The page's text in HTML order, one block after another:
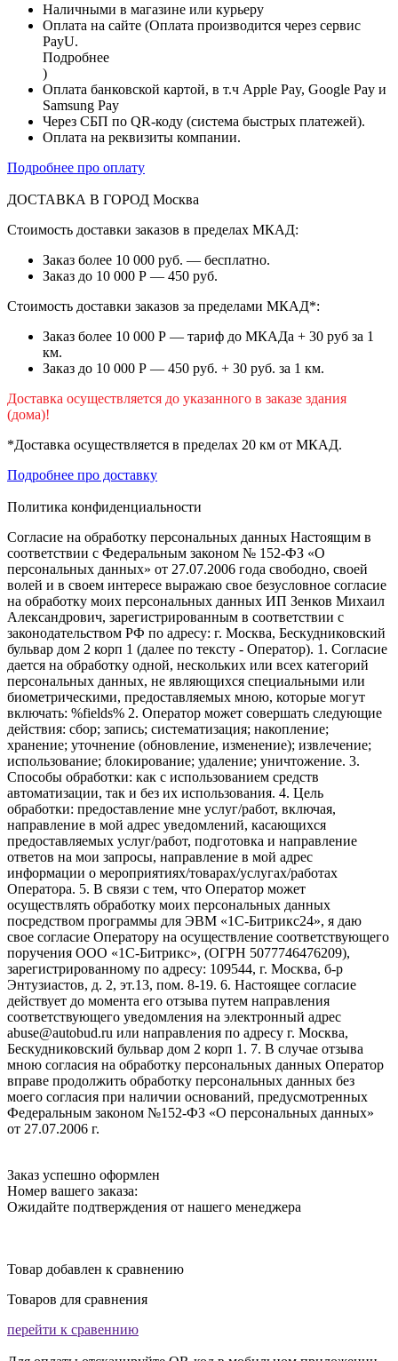
Наличными в магазине или курьеру
Оплата на сайте (Оплата производится через сервис
PayU.
Подробнее
)
Оплата банковской картой, в т.ч Apple Pay, Google Pay и
Samsung Pay
Через СБП по QR-коду (система быстрых платежей).
Оплата на реквизиты компании.
Подробнее про оплату
ДОСТАВКА В ГОРОД Москва
Стоимость доставки заказов в пределах МКАД:
Заказ более 10 000 руб. — бесплатно.
Заказ до 10 000 Р — 450 руб.
Стоимость доставки заказов за пределами МКАД*:
Заказ более 10 000 Р — тариф до МКАДа + 30 руб за 1
км.
Заказ до 10 000 Р — 450 руб. + 30 руб. за 1 км.
Доставка осуществляется до указанного в заказе здания
(дома)!
*Доставка осуществляется в пределах 20 км от МКАД.
Подробнее про доставку
Политика конфиденциальности
Согласие на обработку персональных данных Настоящим в
соответствии с Федеральным законом № 152-ФЗ «О
персональных данных» от 27.07.2006 года свободно, своей
волей и в своем интересе выражаю свое безусловное согласие
на обработку моих персональных данных ИП Зенков Михаил
Александрович, зарегистрированным в соответствии с
законодательством РФ по адресу: г. Москва, Бескудниковский
бульвар дом 2 корп 1 (далее по тексту - Оператор). 1. Согласие
дается на обработку одной, нескольких или всех категорий
персональных данных, не являющихся специальными или
биометрическими, предоставляемых мною, которые могут
включать: %fields% 2. Оператор может совершать следующие
действия: сбор; запись; систематизация; накопление;
хранение; уточнение (обновление, изменение); извлечение;
использование; блокирование; удаление; уничтожение. 3.
Способы обработки: как с использованием средств
автоматизации, так и без их использования. 4. Цель
обработки: предоставление мне услуг/работ, включая,
направление в мой адрес уведомлений, касающихся
предоставляемых услуг/работ, подготовка и направление
ответов на мои запросы, направление в мой адрес
информации о мероприятиях/товарах/услугах/работах
Оператора. 5. В связи с тем, что Оператор может
осуществлять обработку моих персональных данных
посредством программы для ЭВМ «1С-Битрикс24», я даю
свое согласие Оператору на осуществление соответствующего
поручения ООО «1С-Битрикс», (ОГРН 5077746476209),
зарегистрированному по адресу: 109544, г. Москва, б-р
Энтузиастов, д. 2, эт.13, пом. 8-19. 6. Настоящее согласие
действует до момента его отзыва путем направления
соответствующего уведомления на электронный адрес
abuse@autobud.ru или направления по адресу г. Москва,
Бескудниковский бульвар дом 2 корп 1. 7. В случае отзыва
мною согласия на обработку персональных данных Оператор
вправе продолжить обработку персональных данных без
моего согласия при наличии оснований, предусмотренных
Федеральным законом №152-ФЗ «О персональных данных»
от 27.07.2006 г.
Заказ успешно оформлен
Номер вашего заказа:
Ожидайте подтверждения от нашего менеджера
Товар добавлен к сравнению
Товаров для сравнения
перейти к сравеннию